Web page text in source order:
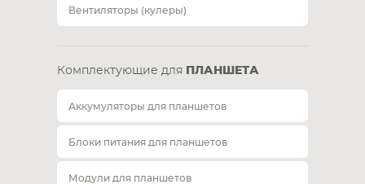
Вентиляторы (кулеры)
Комплектующие для ПЛАНШЕТА
Аккумуляторы для планшетов
Блоки питания для планшетов
Модули для планшетов